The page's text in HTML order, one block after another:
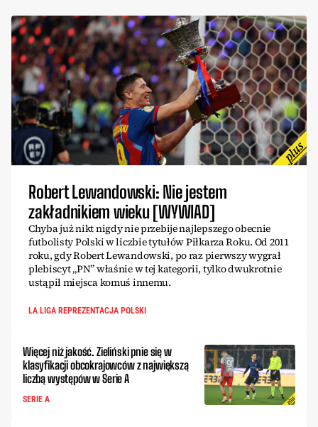
Robert Lewandowski: Nie jestem
zakładnikiem wieku [WYWIAD]
Chyba już nikt nigdy nie przebije najlepszego obecnie
futbolisty Polski w liczbie tytułów Piłkarza Roku. Od 2011
roku, gdy Robert Lewandowski, po raz pierwszy wygrał
plebiscyt „PN” właśnie w tej kategorii, tylko dwukrotnie
ustąpił miejsca komuś innemu.
LA LIGA REPREZENTACJA POLSKI
Więcej niż jakość. Zieliński pnie się w
klasyfikacji obcokrajowców z największą
liczbą występów w Serie A
SERIE A